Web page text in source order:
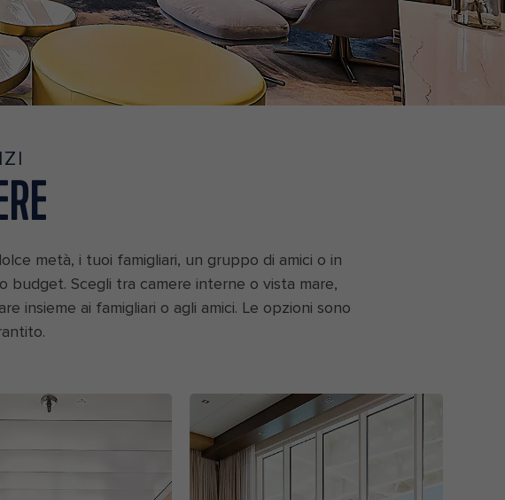
metà, i tuoi famigliari, un gruppo di amici o in
Scegli tra camere interne o vista mare,
insieme ai famigliari o agli amici. Le opzioni sono